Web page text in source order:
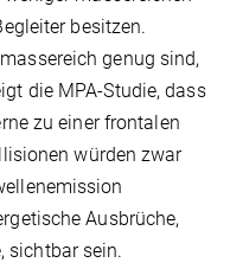
besitzen.
genug sind,
die MPA-Studie, dass
zu einer frontalen
würden zwar
Ausbrüche,
sichtbar sein.